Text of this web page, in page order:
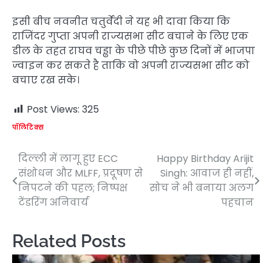
इसी बीच नवनीत चतुर्वेदी ने यह भी दावा किया कि
राजिंदर गुप्ता अपनी राज्यसभा सीट बचाने के लिए एक
डील के तहत राघव चड्ढा के पीछे पीछे कुछ दिनों में भाजपा
ज्वाइन कर सकते है ताकि वो अपनी राज्यसभा सीट को
बचाए रख सके।
Post Views: 325
पॉलिटिक्स
Post
navigation
दिल्ली में लागू हुए ECC
संशोधन और MLFF, प्रदूषण से
निपटने की पहल; निष्पक्ष
टेंडरिंग अनिवार्य
Happy Birthday Arijit
Singh: आवाज ही नहीं,
सोच ने भी बनाया अलग
पहचान
Related Posts